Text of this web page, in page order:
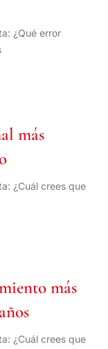
¿Qué error
más
¿Cuál crees que
más
¿Cuál crees que